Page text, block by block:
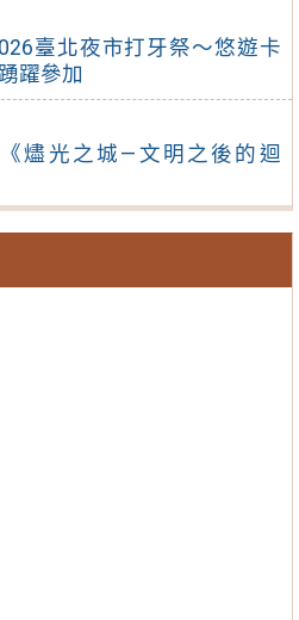
臺北夜市打牙祭～悠遊卡
躍參加
燼光之城—文明之後的迴